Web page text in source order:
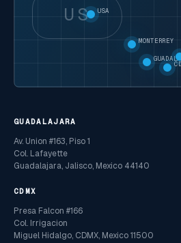
US USA
MONTERREY
GUADALAJARA
Av. Union #163, Piso 1
Col. Lafayette
Guadalajara, Jalisco, Mexico 44140
CDMX
Presa Falcon #166
Col. Irrigacion
Miguel Hidalgo, CDMX, Mexico 11500